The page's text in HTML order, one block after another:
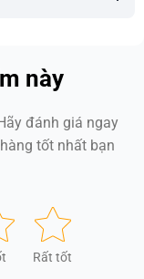
này
đánh giá ngay
tốt nhất bạn
Rất tốt